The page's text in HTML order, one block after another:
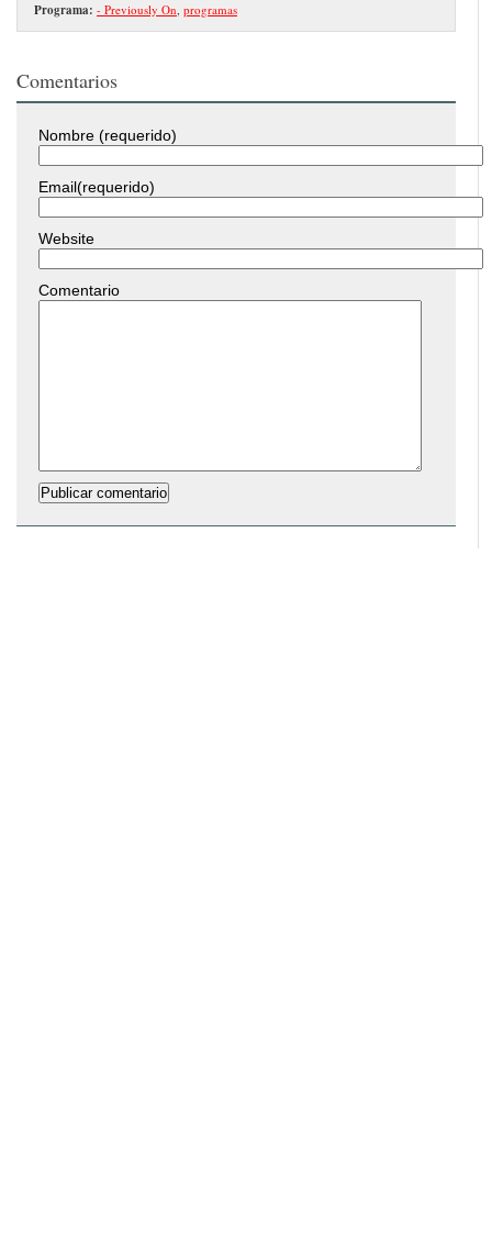
Programa: - Previously On, programas
Comentarios
Nombre (requerido)
Email(requerido)
Website
Comentario